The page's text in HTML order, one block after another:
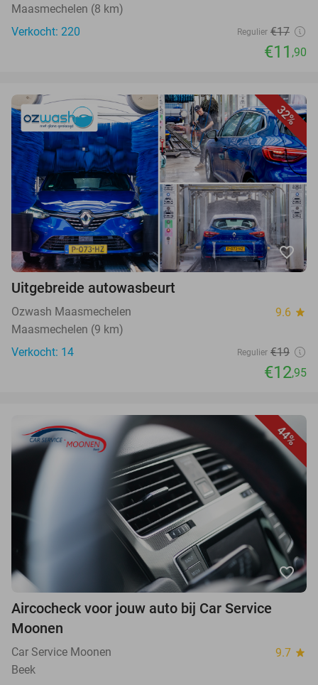
Maasmechelen (8 km)
Verkocht: 220
Regulier €17
€11 ,90
32%
favorite_border
Uitgebreide autowasbeurt
Ozwash Maasmechelen 9.6 star
Maasmechelen (9 km)
Verkocht: 14
Regulier €19
€12,95
44%
favorite_border
Aircocheck voor jouw auto bij Car Service
Moonen
Car Service Moonen 9.7 star
Beek